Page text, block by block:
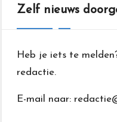
Zelf nieuws
Heb je iets te
redactie.
E-mail naar: